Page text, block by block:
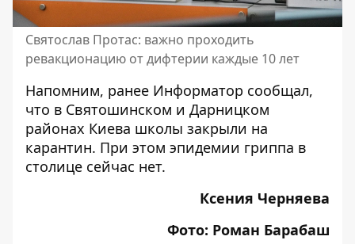
Святослав Протас: важно проходить
ревакционацию от дифтерии каждые 10 лет
Напомним, ранее Информатор сообщал,
что в Святошинском и Дарницком
районах Киева школы закрыли на
карантин. При этом эпидемии гриппа в
столице сейчас нет.
Ксения Черняева
Фото: Роман Барабаш